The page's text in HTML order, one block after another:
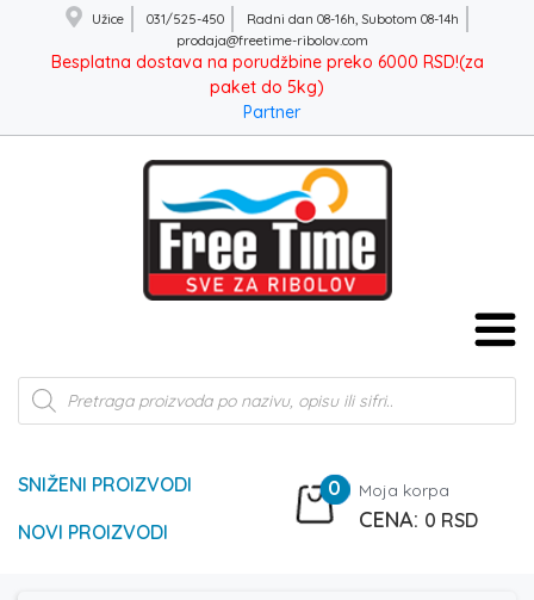
Užice 031/525-450
Radni dan 08-16h, Subotom 08-14h
prodaja@freetime-ribolov.com
Besplatna dostava na porudžbine preko 6000 RSD!(za
paket do 5kg)
Partner
Products
search
SNIŽENI PROIZVODI
NOVI PROIZVODI
0 Moja korpa
0 RSD